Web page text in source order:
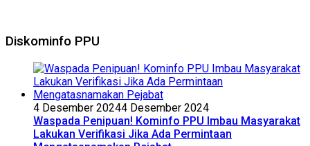
Diskominfo PPU
4 Desember 20244 Desember 2024
Waspada Penipuan! Kominfo PPU Imbau Masyarakat
Lakukan Verifikasi Jika Ada Permintaan